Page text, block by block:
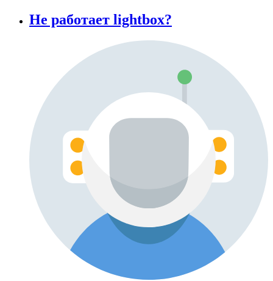
Не работает lightbox?